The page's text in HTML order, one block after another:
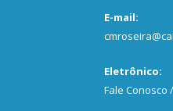
E-mail:
Eletrônico:
Fale Conosco